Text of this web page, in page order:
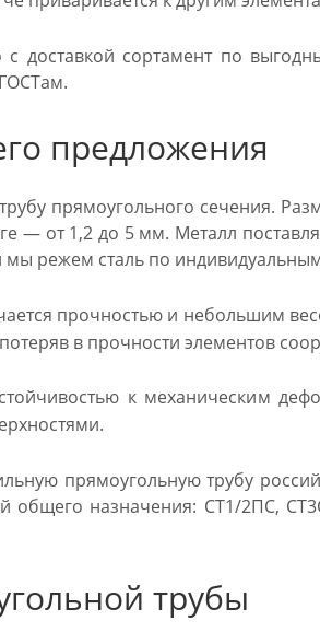
доставкой сортамент по
предложения
прямоугольного сечения.
— от 1,2 до 5 мм. Металл
режем сталь по
прочностью и небольшим
в прочности элементов
к механическим
прямоугольную трубу
общего назначения: СТ1/2ПС,
трубы